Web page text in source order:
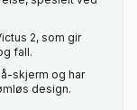
2, som gir
fall.
skjerm og har
design.